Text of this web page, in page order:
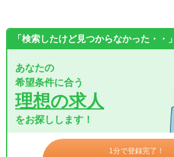
「検索したけど見つからなかった・・」
あなたの
希望条件に合う
理想の求人
をお探しします！
1分で登録完了！